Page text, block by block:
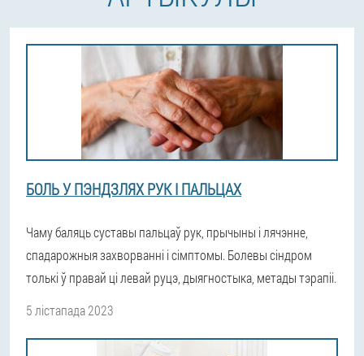
БОЛЬ У ПЭНДЗЛЯХ РУК І ПАЛЬЦАХ
Чаму баляць суставы пальцаў рук, прычыны і лячэнне,
спадарожныя захворванні і сімптомы. Болевы сіндром
толькі ў правай ці левай руцэ, дыягностыка, метады тэрапіі.
5 лістапада 2023